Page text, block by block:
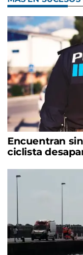
Encuentran
ciclista